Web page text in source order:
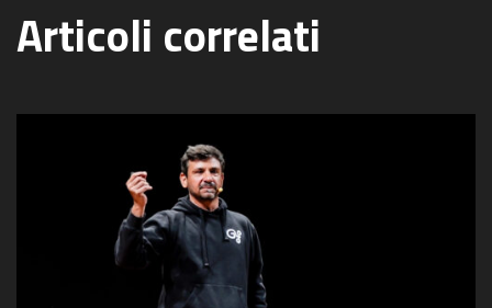
Articoli correlati